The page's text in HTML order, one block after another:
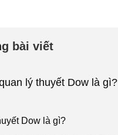
bài viết
lý thuyết Dow là gì?
Dow là gì?